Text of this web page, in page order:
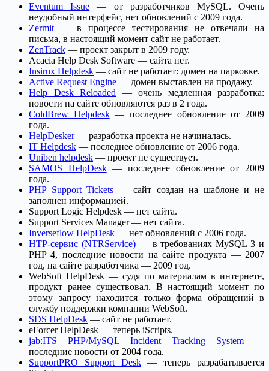
Eventum Issue — от разработчиков MySQL. Очень
неудобный интерфейс, нет обновлений с 2009 года.
Zermit — в процессе тестирования не отвечали на
письма, в настоящий момент сайт не работает.
ZenTrack — проект закрыт в 2009 году.
Acacia Help Desk Software — сайта нет.
Insirux Helpdesk — сайт не работает: домен на парковке.
Active Request Engine — домен выставлен на продажу.
Help Desk Reloaded — очень медленная разработка:
новости на сайте обновляются раз в 2 года.
ColdBrew Helpdesk— последнее обновление от 2009
года.
HelpDesker— разработка проекта не начиналась.
IT Helpdesk — последнее обновление от 2006 года.
Uniben helpdesk — проект не существует.
SAMOS HelpDesk— последнее обновление от 2009
года.
PHP Support Tickets — сайт создан на шаблоне и не
заполнен информацией.
Support Logic Helpdesk — нет сайта.
Support Services Manager — нет сайта.
Inverseflow HelpDesk — нет обновлений с 2006 года.
НТР-сервис (NTRService)— в требованиях MySQL 3 и
PHP 4, последние новости на сайте продукта — 2007
год, на сайте разработчика — 2009 год.
WebSoft HelpDesk — судя по материалам в интернете,
продукт ранее существовал. В настоящий момент по
этому запросу находится только форма обращений в
службу поддержки компании WebSoft.
SDS HelpDesk — сайт не работает.
eForcer HelpDesk — теперь iScripts.
jab:ITS PHP/MySQL Incident Tracking System —
последние новости от 2004 года.
SupportPRO Support Desk— теперь разрабатывается